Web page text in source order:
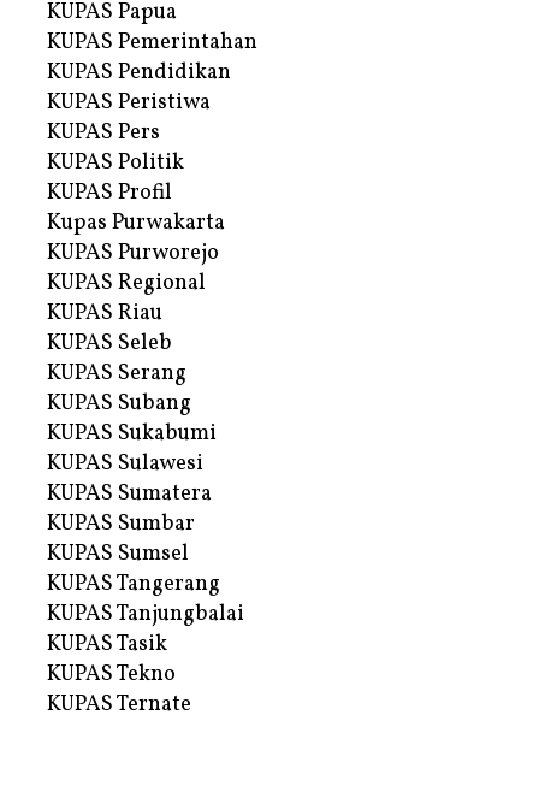
KUPAS Papua
KUPAS Pemerintahan
KUPAS Pendidikan
KUPAS Peristiwa
KUPAS Pers
KUPAS Politik
KUPAS Profil
Kupas Purwakarta
KUPAS Purworejo
KUPAS Regional
KUPAS Riau
KUPAS Seleb
KUPAS Serang
KUPAS Subang
KUPAS Sukabumi
KUPAS Sulawesi
KUPAS Sumatera
KUPAS Sumbar
KUPAS Sumsel
KUPAS Tangerang
KUPAS Tanjungbalai
KUPAS Tasik
KUPAS Tekno
KUPAS Ternate